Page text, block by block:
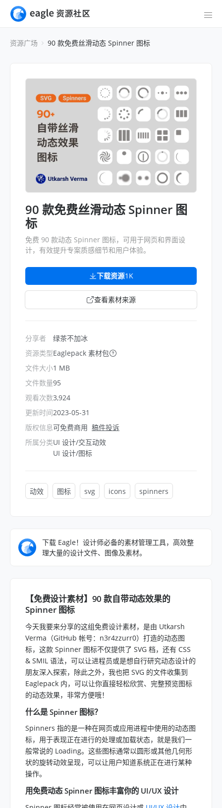
资源广场 90 款免费丝滑动态 Spinner 图标
90 款免费丝滑动态 Spinner 图
标
免费 90 款动态 Spinner 图标，可用于网页和界面设
计，有效提升专案质感细节和用户体验。
下载资源1K
查看素材来源
分享者
资源类型
文件大小
文件数量
观看次数
更新时间
版权信息
所属分类
绿茶不加冰
Eaglepack 素材包
1 MB
95
3,924
2023-05-31
可免费商用 稿件投诉
UI 设计/交互动效
UI 设计/图标
动效 图标 svg icons spinners
下载 Eagle！设计师必备的素材管理工具，高效整
理大量的设计文件、图像及素材。
【免费设计素材】90 款自带动态效果的
Spinner 图标
今天我要来分享的这组免费设计素材，是由 Utkarsh
Verma（GitHub 帐号：n3r4zzurr0）打造的动态图
标，这款 Spinner 图标不仅提供了 SVG 档，还有 CSS
& SMIL 语法，可以让进程员或是想自行研究动态设计的
朋友深入探索，除此之外，我也把 SVG 的文件收集到
Eaglepack 内，可以让你直接轻松欣赏、完整预览图标
的动态效果，非常方便哦！
什么是 Spinner 图标？
Spinners 指的是一种在网页或应用进程中使用的动态图
标，用于表现正在进行的处理或加载状态，就是我们一
般常说的 Loading。这些图标通常以圆形或其他几何形
状的旋转动效呈现，可以让用户知道系统正在进行某种
操作。
用免费动态 Spinner 图标丰富你的 UI/UX 设计